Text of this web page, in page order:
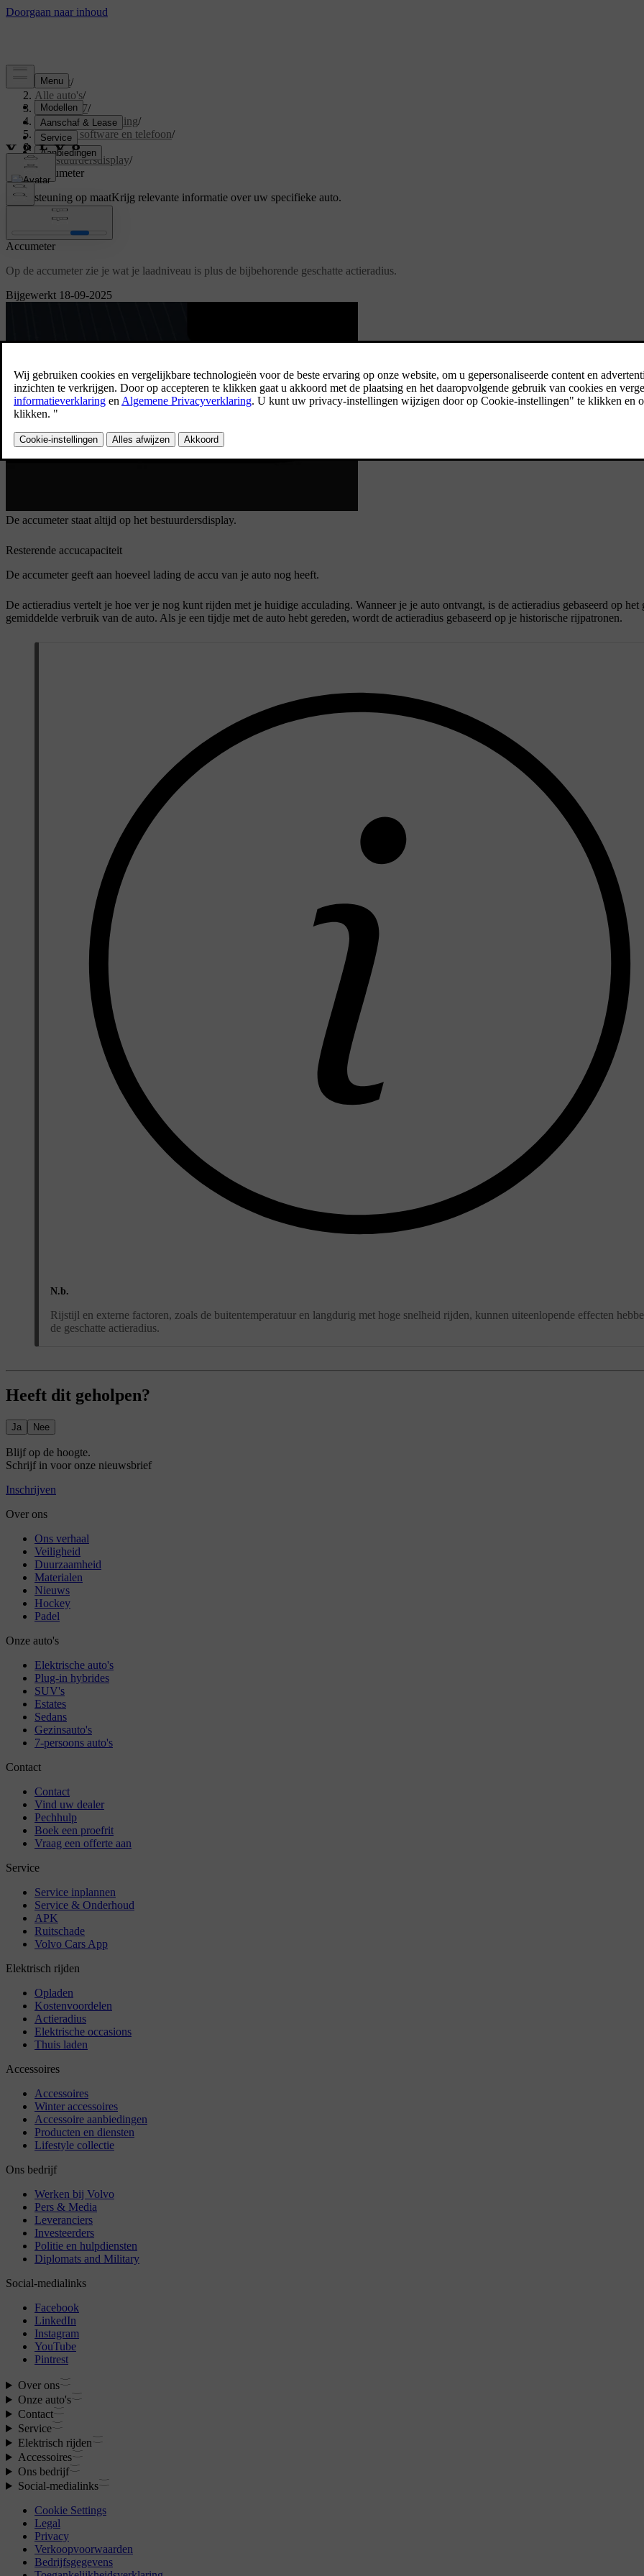
Support/
Alle auto's/
EX40 2027/
Gebruikershandleiding/
Displays, software en telefoon/
Displays/
Bestuurdersdisplay/
Accumeter
Ondersteuning op maatKrijg relevante informatie over uw specifieke auto.
Bijgewerkt 18-09-2025
Accumeter
Op de accumeter zie je wat je laadniveau is plus de bijbehorende geschatte actieradius.
De accumeter staat altijd op het bestuurdersdisplay.
Resterende accucapaciteit
De accumeter geeft aan hoeveel lading de accu van je auto nog heeft.
De actieradius vertelt je hoe ver je nog kunt rijden met je huidige acculading. Wanneer je je auto ontvangt, is de actieradius gebaseerd op het
gemiddelde verbruik van de auto. Als je een tijdje met de auto hebt gereden, wordt de actieradius gebaseerd op je historische rijpatronen.
N.b.
Rijstijl en externe factoren, zoals de buitentemperatuur en langdurig met hoge snelheid rijden, kunnen uiteenlopende effecten
de geschatte actieradius.
Heeft dit geholpen?
Ja Nee